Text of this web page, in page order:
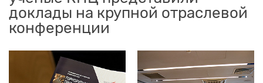
доклады на крупной отраслевой
конференции